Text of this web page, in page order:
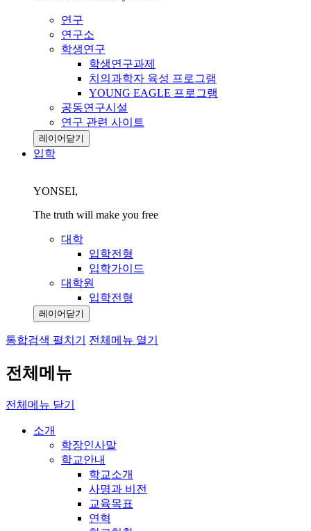
연구
연구소
학생연구
학생연구과제
치의과학자 육성 프로그램
YOUNG EAGLE 프로그램
공동연구시설
연구 관련 사이트
레이어닫기
입학
YONSEI,
The truth will make you free
대학
입학전형
입학가이드
대학원
입학전형
레이어닫기
통합검색 펼치기 전체메뉴 열기
전체메뉴
전체메뉴 닫기
소개
학장인사말
학교안내
학교소개
사명과 비전
교육목표
연혁